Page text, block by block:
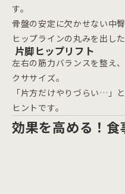
す。
骨盤の安定に欠かせない中
ヒップラインの丸みを出し
片脚ヒップリフト
左右の筋力バランスを整え
クササイズ。
「片方だけやりづらい…」
ヒントです。
効果を高める！食